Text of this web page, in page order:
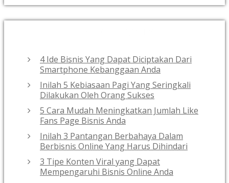
4 Ide Bisnis Yang Dapat Diciptakan Dari
Smartphone Kebanggaan Anda
Inilah 5 Kebiasaan Pagi Yang Seringkali
Dilakukan Oleh Orang Sukses
5 Cara Mudah Meningkatkan Jumlah Like
Fans Page Bisnis Anda
Inilah 3 Pantangan Berbahaya Dalam
Berbisnis Online Yang Harus Dihindari
3 Tipe Konten Viral yang Dapat
Mempengaruhi Bisnis Online Anda